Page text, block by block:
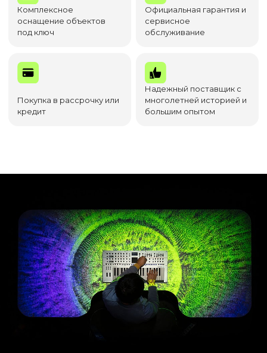
Комплексное
оснащение объектов
под ключ
Официальная гарантия и
сервисное
обслуживание
Покупка в рассрочку или
кредит
Надежный поставщик с
многолетней историей и
большим опытом